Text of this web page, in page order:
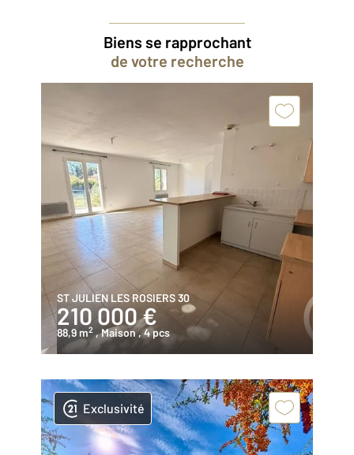
Biens se rapprochant
de votre recherche
ST JULIEN LES ROSIERS 30
210 000 €
88,9 m2 , Maison, 4 pcs
Exclusivité